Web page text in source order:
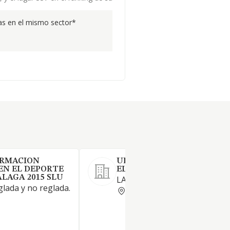
en el mismo sector*
EL DEPORTE
2015 SLU
y no reglada.
UDS FORMACION
EL DEPORTE Y LA SALUD
LA FORMACION REGLADA